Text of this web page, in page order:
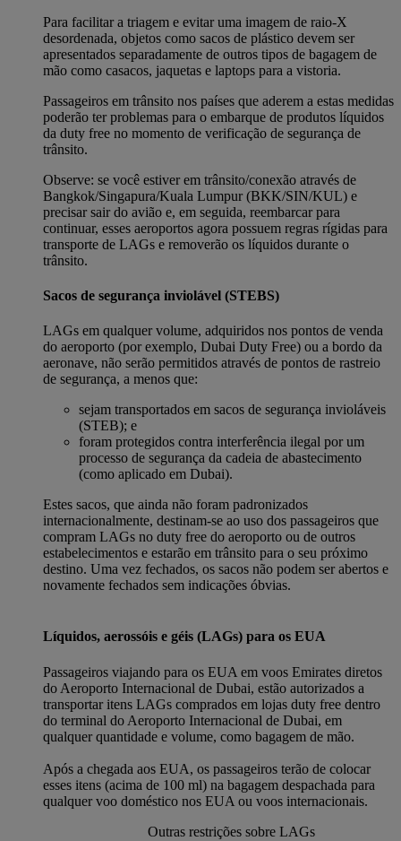
Para facilitar a triagem e evitar uma imagem de raio-X
desordenada, objetos como sacos de plástico devem ser
apresentados separadamente de outros tipos de bagagem de
mão como casacos, jaquetas e laptops para a vistoria.
Passageiros em trânsito nos países que aderem a estas medidas
poderão ter problemas para o embarque de produtos líquidos
da duty free no momento de verificação de segurança de
trânsito.
Observe: se você estiver em trânsito/conexão através de
Bangkok/Singapura/Kuala Lumpur (BKK/SIN/KUL) e
precisar sair do avião e, em seguida, reembarcar para
continuar, esses aeroportos agora possuem regras rígidas para
transporte de LAGs e removerão os líquidos durante o
trânsito.
Sacos de segurança inviolável (STEBS)
LAGs em qualquer volume, adquiridos nos pontos de venda
do aeroporto (por exemplo, Dubai Duty Free) ou a bordo da
aeronave, não serão permitidos através de pontos de rastreio
de segurança, a menos que:
sejam transportados em sacos de segurança invioláveis
(STEB); e
foram protegidos contra interferência ilegal por um
processo de segurança da cadeia de abastecimento
(como aplicado em Dubai).
Estes sacos, que ainda não foram padronizados
internacionalmente, destinam-se ao uso dos passageiros que
compram LAGs no duty free do aeroporto ou de outros
estabelecimentos e estarão em trânsito para o seu próximo
destino. Uma vez fechados, os sacos não podem ser abertos e
novamente fechados sem indicações óbvias.
Líquidos, aerossóis e géis (LAGs) para os EUA
Passageiros viajando para os EUA em voos Emirates diretos
do Aeroporto Internacional de Dubai, estão autorizados a
transportar itens LAGs comprados em lojas duty free dentro
do terminal do Aeroporto Internacional de Dubai, em
qualquer quantidade e volume, como bagagem de mão.
Após a chegada aos EUA, os passageiros terão de colocar
esses itens (acima de 100 ml) na bagagem despachada para
qualquer voo doméstico nos EUA ou voos internacionais.
Outras restrições sobre LAGs